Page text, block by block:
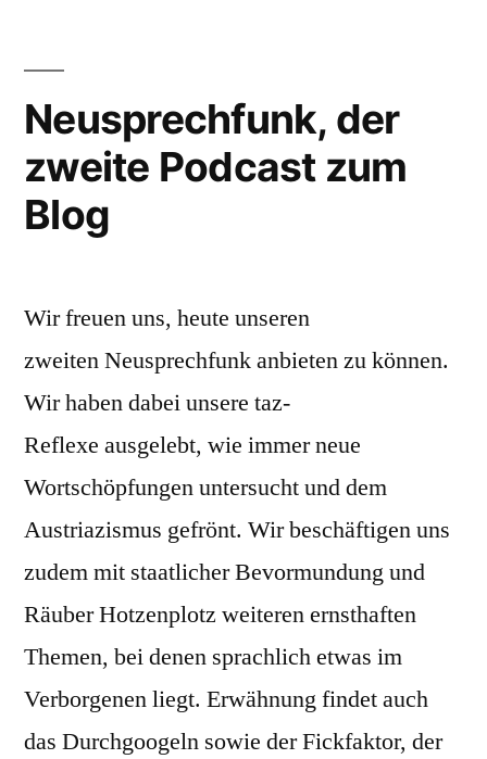
Neusprechfunk, der
zweite Podcast zum
Blog
Wir freuen uns, heute unseren
zweiten Neusprechfunk anbieten zu können.
Wir haben dabei unsere taz-
Reflexe ausgelebt, wie immer neue
Wortschöpfungen untersucht und dem
Austriazismus gefrönt. Wir beschäftigen uns
zudem mit staatlicher Bevormundung und
Räuber Hotzenplotz weiteren ernsthaften
Themen, bei denen sprachlich etwas im
Verborgenen liegt. Erwähnung findet auch
das Durchgoogeln sowie der Fickfaktor, der